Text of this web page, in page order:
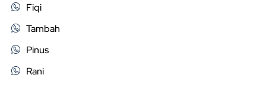
Fiqi
Tambah
Pinus
Rani